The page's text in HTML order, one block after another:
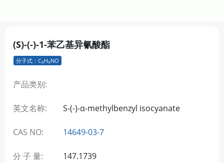
(S)-(-)-1-苯乙基异氰酸酯
分子式：C9H9NO
产品类别:
英文名称: S-(-)-α-methylbenzyl isocyanate
CAS NO: 14649-03-7
分 子 量: 147.1739